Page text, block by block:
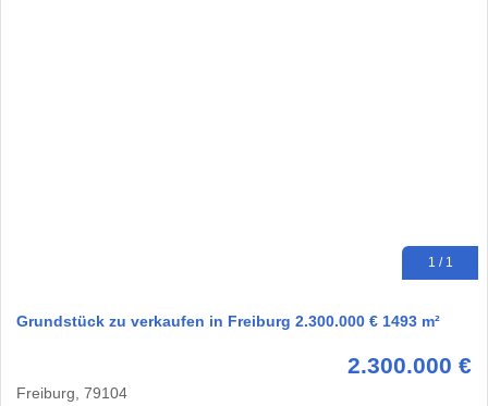
1 / 1
Grundstück zu verkaufen in Freiburg 2.300.000 € 1493 m²
2.300.000 €
Freiburg, 79104